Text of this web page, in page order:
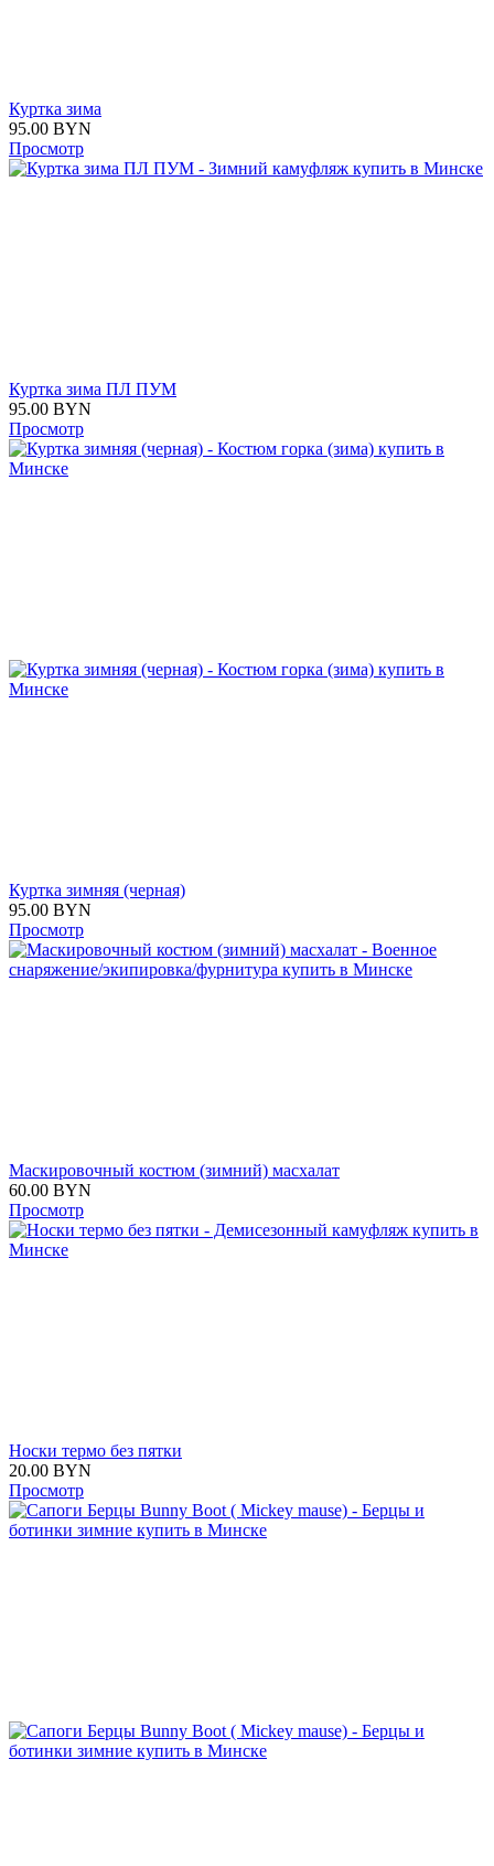
Куртка зима
95.00 BYN
Просмотр
Куртка зима ПЛ ПУМ
95.00 BYN
Просмотр
Куртка зимняя (черная)
95.00 BYN
Просмотр
Маскировочный костюм (зимний) масхалат
60.00 BYN
Просмотр
Носки термо без пятки
20.00 BYN
Просмотр